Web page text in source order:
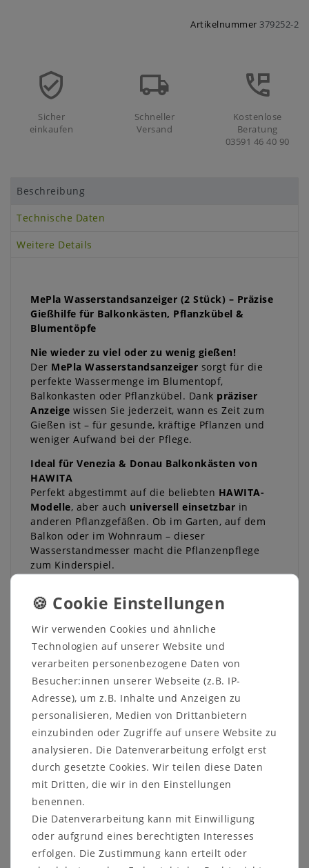
Artikelnummer 379252-2
Sicher
einkaufen
Schneller
Versand
Kostenlose
Beratung
03591 46 40 90
Beschreibung
Technische Daten
Weitere Details
MePla Wasserstandsanzeiger (2 Stück) – Präzise
Gießhilfe für Balkonkästen, Pflanzkübel &
Blumentöpfe
Nie wieder zu viel oder zu wenig gießen!
Der MePla Wasserstandsanzeiger sorgt für die
perfekte Wassermenge im Blumentopf,
Balkonkasten oder Pflanzkübel. Dank präziser
Anzeige wissen Sie jederzeit, wann es Zeit zum
Gießen ist – für gesunde, kräftige Pflanzen und
weniger Aufwand bei der Pflege.
Ideal für Venezia & Donau Balkonkästen von
HAWITA
Perfekt abgestimmt auf die beliebten HAWITA-
Modelle, aber auch universell einsetzbar in
anderen Pflanzgefäßen. Ob im Garten, auf dem
Balkon oder im Wohnraum – dieser
Wasserstandmesser macht die Pflanzenpflege
zum Kinderspiel.
Einsetzen – ablesen – richtig gießen. So einfach
aus wetterfestem, recyceltem Kunststoff
besondersrobust und nachhaltig– für viele
Saisons wiederverwendbar.
Nachhaltig hergestellt in Deutschland
Vertrauen Sie auf QualitätMade in Germany
MePla Pegulator steht fürUmweltschutz,
Langlebigkeitund zuverlässige Funktion – alles
aus recyceltem Material gefertigt.
Ihre Vorteile im Überblick:
Wasserstand jederzeit im Blick
stressfreie Pflanzenpflege
Passt in viele Pflanzgefäße
– besonders für
HAWITA-Kästen geeignet
Robust & witterungsbeständig– ideal für
Wir verwenden Cookies und ähnliche
Technologien auf unserer Website und
verarbeiten personenbezogene Daten von
Besucher:innen unserer Webseite (z.B. IP-
Adresse), um z.B. Inhalte und Anzeigen zu
personalisieren, Medien von Drittanbietern
einzubinden oder Zugriffe auf unsere Website zu
analysieren. Die Datenverarbeitung erfolgt erst
durch gesetzte Cookies. Wir teilen diese Daten
mit Dritten, die wir in den Einstellungen
benennen.
Die Datenverarbeitung kann mit Einwilligung
oder aufgrund eines berechtigten Interesses
erfolgen. Die Zustimmung kann erteilt oder